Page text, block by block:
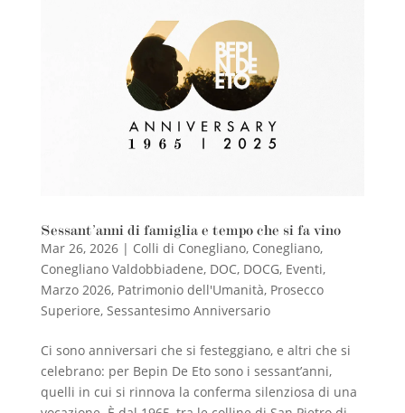
Sessant’anni di famiglia e tempo che si fa vino
Mar 26, 2026| Colli di Conegliano, Conegliano,
Conegliano Valdobbiadene, DOC, DOCG, Eventi,
Marzo 2026, Patrimonio dell'Umanità, Prosecco
Superiore, Sessantesimo Anniversario
Ci sono anniversari che si festeggiano, e altri che si
celebrano: per Bepin De Eto sono i sessant’anni,
quelli in cui si rinnova la conferma silenziosa di una